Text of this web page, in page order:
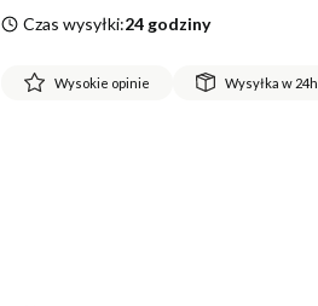
Czas wysyłki:24 godziny
Wysokie opinie Wysyłka w 24h